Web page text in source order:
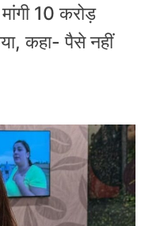
10 करोड़
कहा- पैसे नहीं